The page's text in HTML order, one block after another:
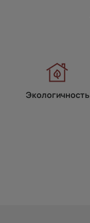
Экологичность